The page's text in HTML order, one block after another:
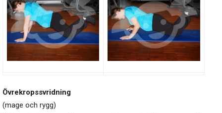
Övrekropssvridning
(mage och rygg)